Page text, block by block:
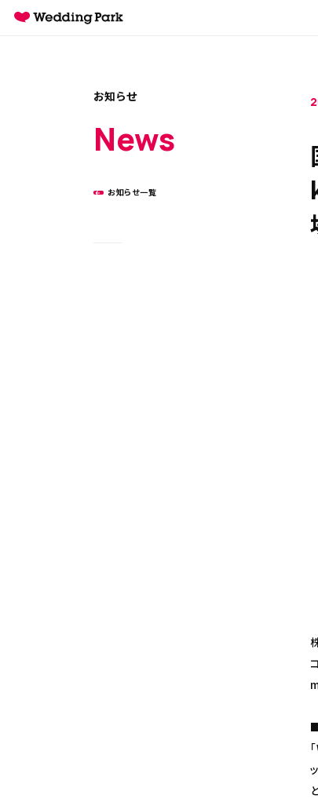
お知らせ
News
お知らせ一覧